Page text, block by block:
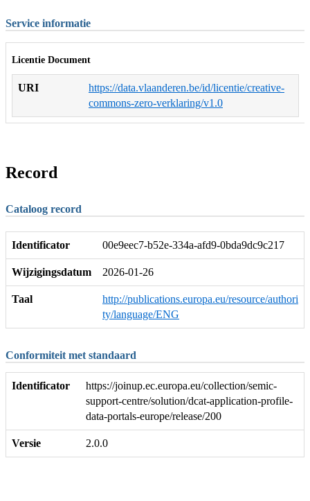
Service informatie
Licentie Document
URI
https://data.vlaanderen.be/id/licentie/creative-
commons-zero-verklaring/v1.0
Record
Cataloog record
Identificator 00e9eec7-b52e-334a-afd9-0bda9dc9c217
Wijzigingsdatum 2026-01-26
Taal
http://publications.europa.eu/resource/authori
ty/language/ENG
Conformiteit met standaard
Identificator
https://joinup.ec.europa.eu/collection/semic-
support-centre/solution/dcat-application-profile-
data-portals-europe/release/200
Versie 2.0.0